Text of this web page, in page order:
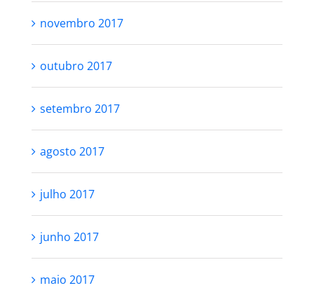
novembro 2017
outubro 2017
setembro 2017
agosto 2017
julho 2017
junho 2017
maio 2017